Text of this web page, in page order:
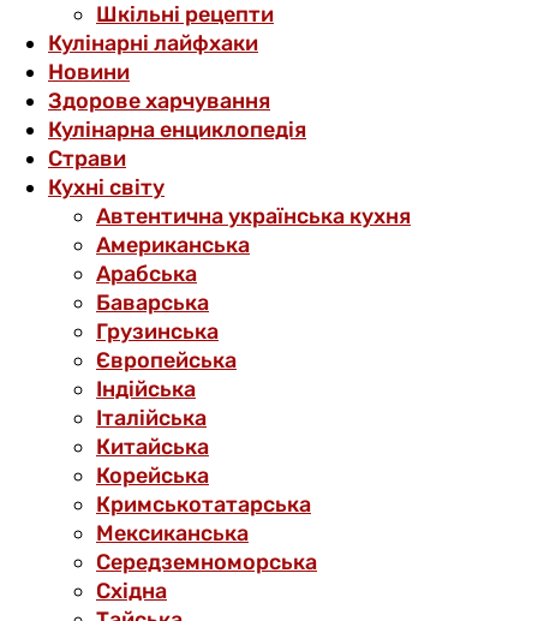
Шкільні рецепти
Кулінарні лайфхаки
Новини
Здорове харчування
Кулінарна енциклопедія
Страви
Кухні світу
Автентична українська кухня
Американська
Арабська
Баварська
Грузинська
Європейська
Індійська
Італійська
Китайська
Корейська
Кримськотатарська
Мексиканська
Середземноморська
Східна